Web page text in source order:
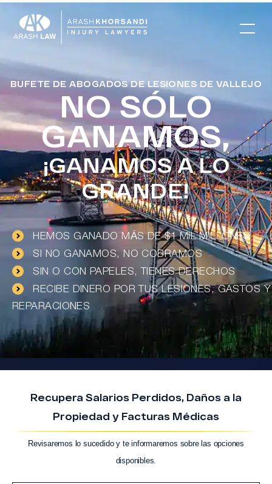
BUFETE DE ABOGADOS DE LESIONES DE VALLEJO
NO SÓLO
GANAMOS,
¡GANAMOS A LO
GRANDE!
HEMOS GANADO MÁS DE $1 MIL MILLONES
SI NO GANAMOS, NO COBRAMOS
SIN O CON PAPELES, TIENES DERECHOS
RECIBE DINERO POR TUS LESIONES, GASTOS Y
REPARACIONES
Recupera Salarios Perdidos, Daños a la
Propiedad y Facturas Médicas
Revisaremos lo sucedido y te informaremos sobre las opciones
disponibles.